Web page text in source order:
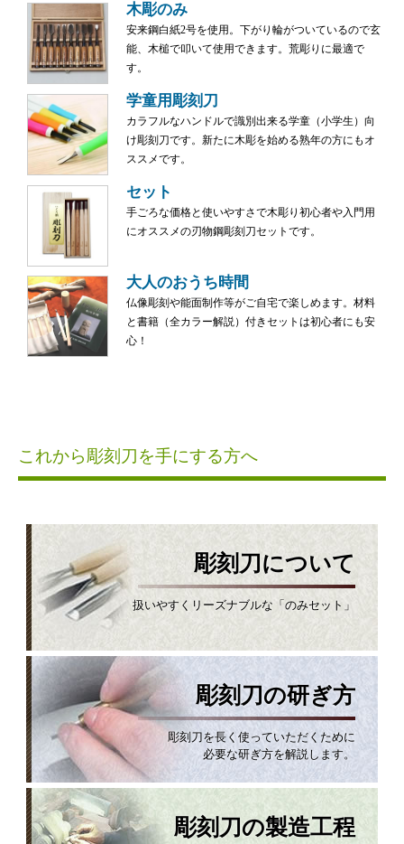
木彫のみ
安来鋼白紙2号を使用。下がり輪がついているので玄
能、木槌で叩いて使用できます。荒彫りに最適で
す。
学童用彫刻刀
カラフルなハンドルで識別出来る学童（小学生）向
け彫刻刀です。新たに木彫を始める熟年の方にもオ
ススメです。
セット
手ごろな価格と使いやすさで木彫り初心者や入門用
にオススメの刃物鋼彫刻刀セットです。
大人のおうち時間
仏像彫刻や能面制作等がご自宅で楽しめます。材料
と書籍（全カラー解説）付きセットは初心者にも安
心！
これから彫刻刀を手にする方へ
彫刻刀について
扱いやすくリーズナブルな「のみセット」
彫刻刀の研ぎ方
彫刻刀を長く使っていただくために
必要な研ぎ方を解説します。
彫刻刀の製造工程